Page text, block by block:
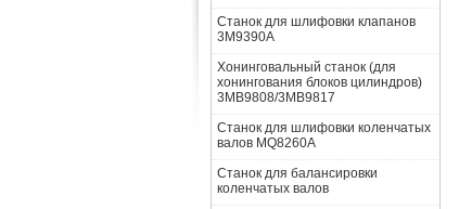
Станок для шлифовки клапанов
3M9390A
Хонинговальный станок (для
хонингования блоков цилиндров)
3MB9808/3MB9817
Станок для шлифовки коленчатых
валов MQ8260A
Станок для балансировки
коленчатых валов